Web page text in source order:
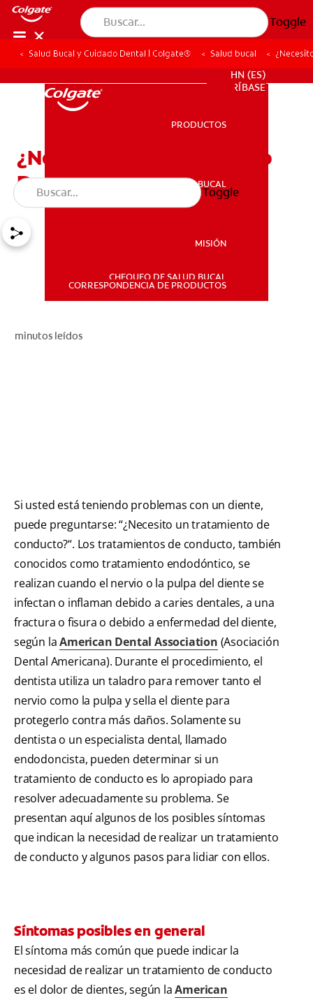
Toggle
SALUD BUCAL
HN (ES)
SUSCRÍBASE
PRODUCTOS
SALUD BUCAL
MISIÓN
CHEQUEO DE SALUD BUCAL
CORRESPONDENCIA DE PRODUCTOS
Toggle
Salud Bucal y Cuidado Dental | Colgate® Salud bucal
¿Necesito Un Tratamiento
De Conducto?
minutos leídos
Si usted está teniendo problemas con un diente,
puede preguntarse: “¿Necesito un tratamiento de
conducto?“. Los tratamientos de conducto, también
conocidos como tratamiento endodóntico, se
realizan cuando el nervio o la pulpa del diente se
infectan o inflaman debido a caries dentales, a una
fractura o fisura o debido a enfermedad del diente,
según laAmerican Dental Association (Asociación
Dental Americana). Durante el procedimiento, el
dentista utiliza un taladro para remover tanto el
nervio como la pulpa y sella el diente para
protegerlo contra más daños. Solamente su
dentista o un especialista dental, llamado
endodoncista, pueden determinar si un
tratamiento de conducto es lo apropiado para
resolver adecuadamente su problema. Se
presentan aquí algunos de los posibles síntomas
que indican la necesidad de realizar un tratamiento
de conducto y algunos pasos para lidiar con ellos.
Síntomas posibles en general
El síntoma más común que puede indicar la
necesidad de realizar un tratamiento de conducto
es el dolor de dientes, según laAmerican